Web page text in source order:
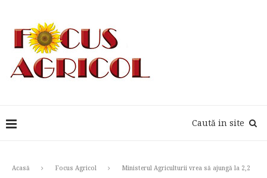
Caută in site
Acasă Focus Agricol
Ministerul Agriculturii vrea să ajungă la 2,2